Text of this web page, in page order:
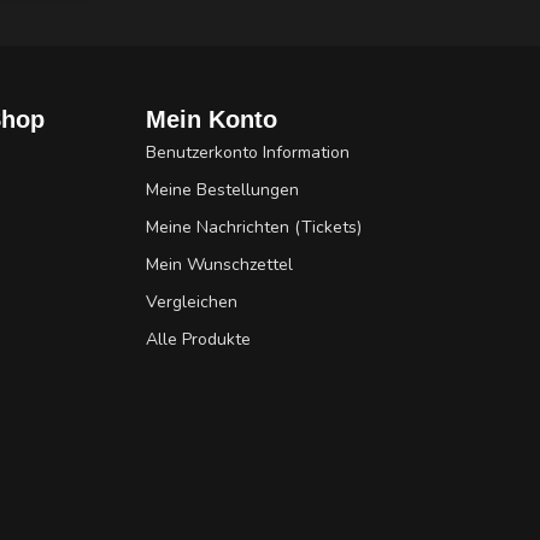
Mein Konto
Benutzerkonto Information
Meine Bestellungen
Meine Nachrichten (Tickets)
Mein Wunschzettel
Vergleichen
Alle Produkte